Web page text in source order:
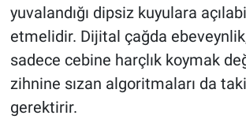
yuvalandığı dipsiz kuyulara
etmelidir. Dijital çağda
sadece cebine harçlık koymak
zihnine sızan algoritmaları da
gerektirir.